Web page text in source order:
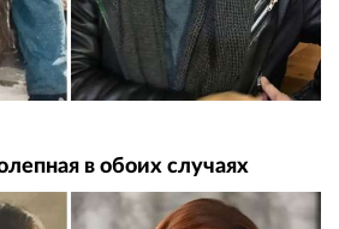
в обоих случаях